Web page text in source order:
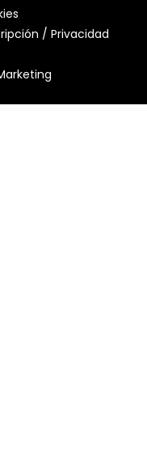
/ Privacidad